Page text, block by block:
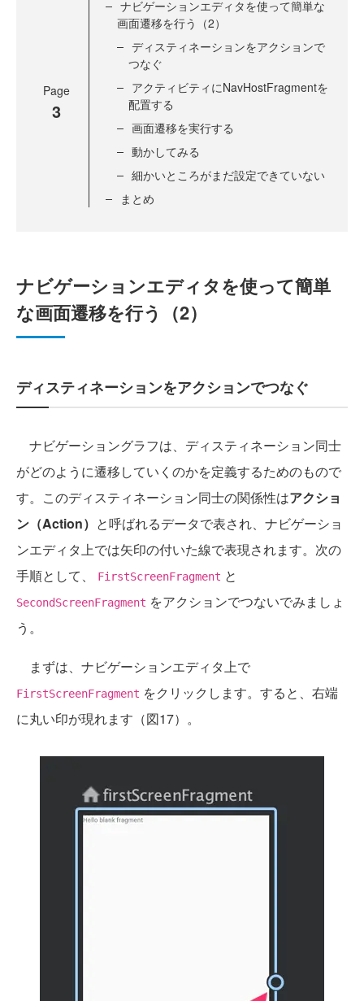
Page
3
ナビゲーションエディタを使って簡単な
画面遷移を行う（2）
ディスティネーションをアクションで
つなぐ
アクティビティにNavHostFragmentを
配置する
画面遷移を実行する
動かしてみる
細かいところがまだ設定できていない
まとめ
ナビゲーションエディタを使って簡単
な画面遷移を行う（2）
ディスティネーションをアクションでつなぐ
ナビゲーショングラフは、ディスティネーション同士
がどのように遷移していくのかを定義するためのもので
す。このディスティネーション同士の関係性はアクショ
ン（Action） と呼ばれるデータで表され、ナビゲーショ
ンエディタ上では矢印の付いた線で表現されます。次の
手順として、
FirstScreenFragment と
SecondScreenFragment をアクションでつないでみましょ
う。
まずは、ナビゲーションエディタ上で
FirstScreenFragment をクリックします。すると、右端
に丸い印が現れます（図17）。